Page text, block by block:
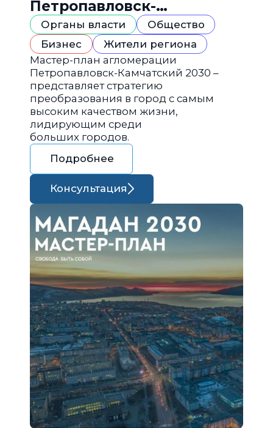
Петропавловск-
Камчатский 2030
Органы власти
Общество
Бизнес
Жители региона
Мастер-план агломерации
Петропавловск-Камчатский 2030 –
представляет стратегию
преобразования в город с самым
высоким качеством жизни,
лидирующим среди
больших городов.
Подробнее
Консультация